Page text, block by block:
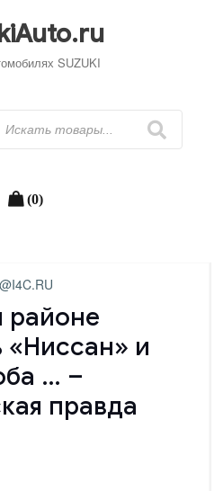
SUZUKI
(0)
районе
«Ниссан» и
… –
правда